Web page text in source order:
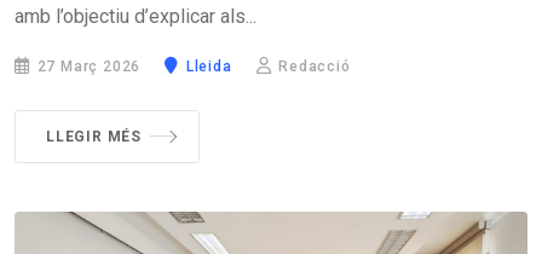
amb l’objectiu d’explicar als...
27 Març 2026 Lleida Redacció
LLEGIR MÉS